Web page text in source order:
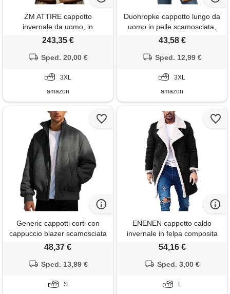
ZM ATTIRE cappotto
invernale da uomo, in
camoscio marrone, vera pelle
243,35 €
Sped. 20,00 €
3XL
amazon
Duohropke cappotto lungo da
uomo in pelle scamosciata,
cappotto invernale con
pelle, tinta unita, giacca
cachi, 3xl
43,58 €
Sped. 12,99 €
3XL
amazon
Generic cappotti corti con
cappuccio blazer scamosciata
rossa 1 coste riscaldate
abbigliamento foderato
plaid tech bottiglia scozzesi
48,37 €
Sped. 13,99 €
S
ENENEN cappotto caldo
invernale in felpa composita
scamosciata da uomo
54,16 €
Sped. 3,00 €
L